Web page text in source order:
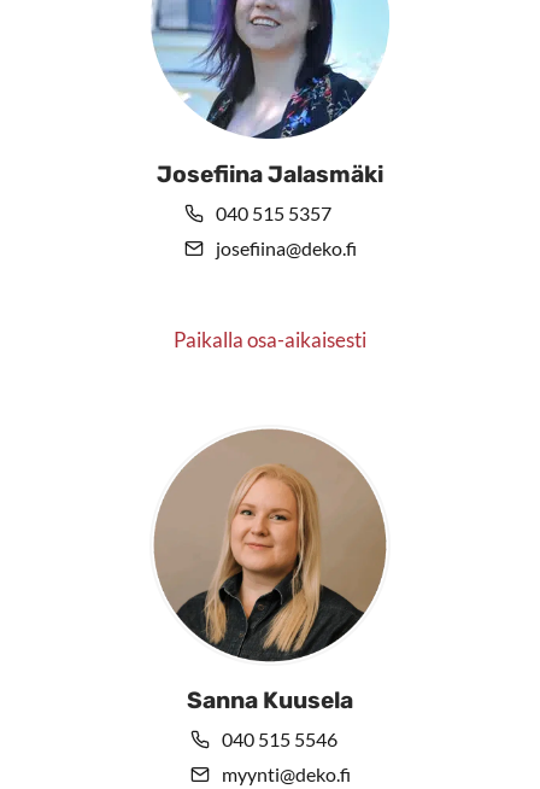
Josefiina Jalasmäki
040 515 5357
josefiina@deko.fi
Paikalla osa-aikaisesti
Sanna Kuusela
040 515 5546
myynti@deko.fi